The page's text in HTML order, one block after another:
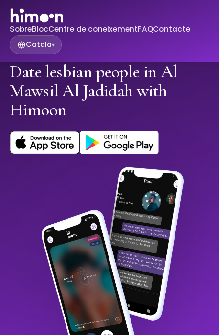
SobreBlocCentre de coneixementFAQContacte
Català▾
Date lesbian people in Al
Mawsil Al Jadidah with
Himoon